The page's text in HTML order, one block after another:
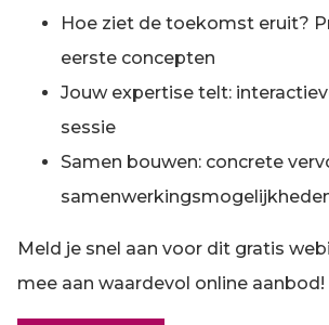
Hoe ziet de toekomst eruit?
eerste concepten
Jouw expertise telt:
sessie
Samen bouwen: concrete
Meld je snel aan voor dit gratis
mee aan waardevol online aanbod!